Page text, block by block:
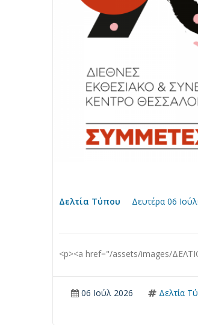
Δελτία Τύπου Δευτέρα 06
<p><a href="/assets/images/
06 Ιούλ 2026 Δελτία